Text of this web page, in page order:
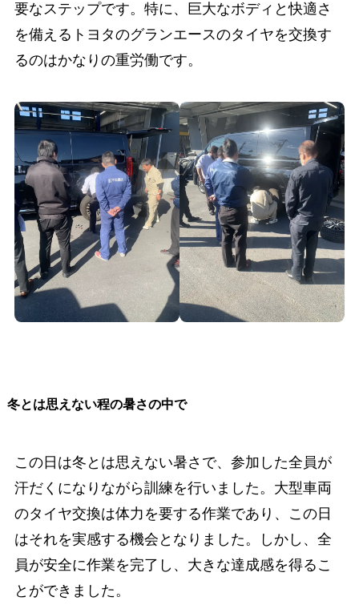
要なステップです。特に、巨大なボディと快適さ
を備えるトヨタのグランエースのタイヤを交換す
るのはかなりの重労働です。
冬とは思えない程の暑さの中で
この日は冬とは思えない暑さで、参加した全員が
汗だくになりながら訓練を行いました。大型車両
のタイヤ交換は体力を要する作業であり、この日
はそれを実感する機会となりました。しかし、全
員が安全に作業を完了し、大きな達成感を得るこ
とができました。